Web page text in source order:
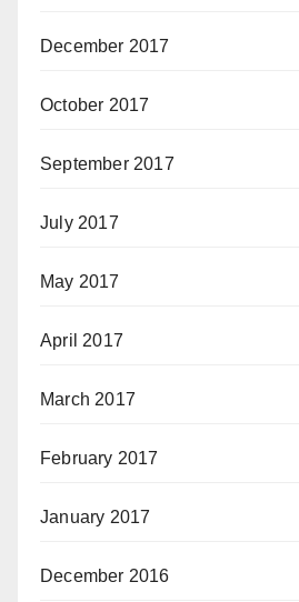
December 2017
October 2017
September 2017
July 2017
May 2017
April 2017
March 2017
February 2017
January 2017
December 2016